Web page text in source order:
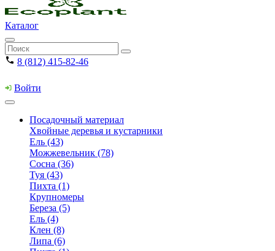
Каталог
8 (812) 415-82-46
Войти
Посадочный материал
Хвойные деревья и кустарники
Ель (43)
Можжевельник (78)
Сосна (36)
Туя (43)
Пихта (1)
Крупномеры
Береза (5)
Ель (4)
Клен (8)
Липа (6)